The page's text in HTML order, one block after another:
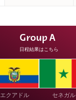
Group A
日程結果はこちら
エクアドル セネガル